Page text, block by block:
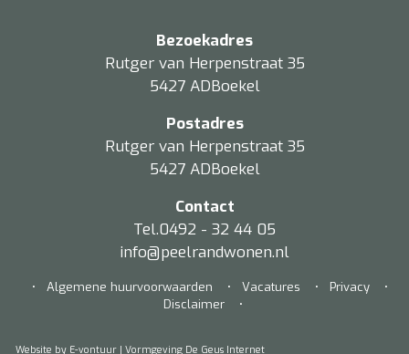
Bezoekadres
Rutger van Herpenstraat 35
5427 ADBoekel
Postadres
Rutger van Herpenstraat 35
5427 ADBoekel
Contact
Tel.0492 - 32 44 05
info@peelrandwonen.nl
• Algemene huurvoorwaarden • Vacatures • Privacy •
Disclaimer•
Website by E-vontuur | Vormgeving De Geus Internet